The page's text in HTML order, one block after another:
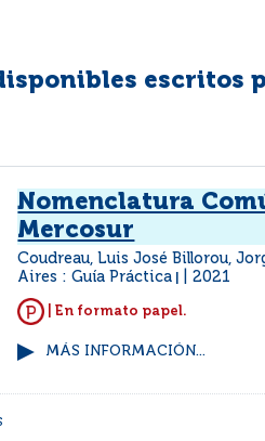
escritos
Nomenclatura
Mercosur
Coudreau, Luis José Billorou,
Aires : Guía Práctica
2021
| En formato papel.
MÁS INFORMACIÓN...